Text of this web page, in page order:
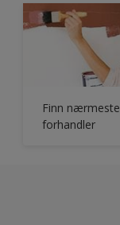
Finn nærmeste
forhandler